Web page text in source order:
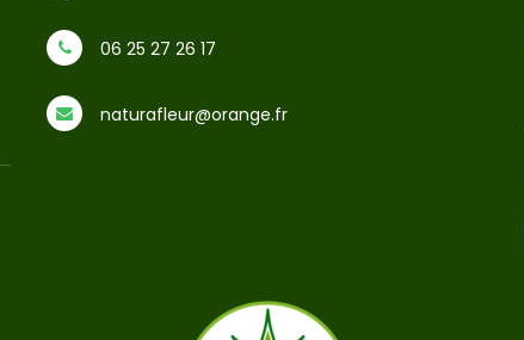
06 25 27 26 17
naturafleur@orange.fr